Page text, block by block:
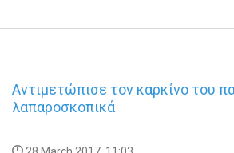
Αντιμετώπισε τον καρκίνο του
λαπαροσκοπικά